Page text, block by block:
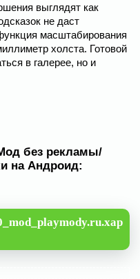
выглядят как
не даст
масштабирования
холста. Готовой
в галерее, но и
без рекламы/
на Андроид: